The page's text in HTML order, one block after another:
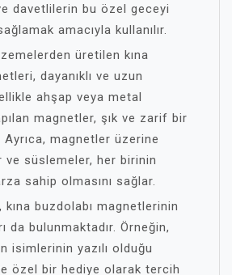
davetlilerin bu özel geceyi
amacıyla kullanılır.
üretilen kına
dayanıklı ve uzun
ahşap veya metal
magnetler, şık ve zarif bir
magnetler üzerine
ve süslemeler, her birinin
sahip olmasını sağlar.
kına buzdolabı magnetlerinin
da bulunmaktadır. Örneğin,
isimlerinin yazılı olduğu
özel bir hediye olarak tercih